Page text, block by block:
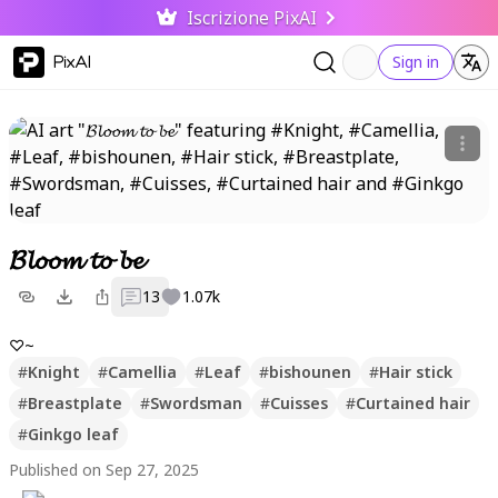
Iscrizione PixAI
PixAI Sign in
𝓑𝓵𝓸𝓸𝓶 𝓽𝓸 𝓫𝓮
13 1.07k
♡~
#Knight #Camellia #Leaf #bishounen #Hair stick
#Breastplate #Swordsman #Cuisses #Curtained hair
#Ginkgo leaf
Published on Sep 27, 2025